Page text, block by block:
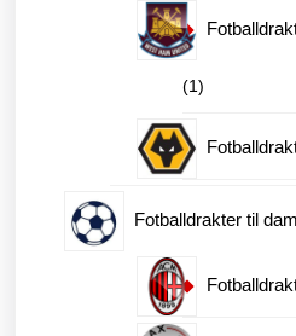
11
produkt
Fotballdrakter til